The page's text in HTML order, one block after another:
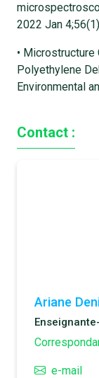
2022 Jan
•
Polyethylene
Environmental
Contact :
Ariane
e-mail